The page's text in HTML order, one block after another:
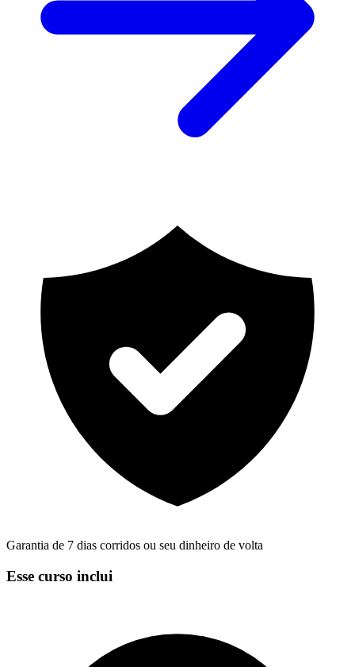
Garantia de 7 dias corridos ou seu dinheiro de volta
Esse curso inclui